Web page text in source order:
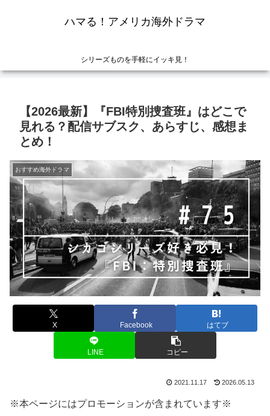
ハマる！アメリカ海外ドラマ
シリーズものを手軽にイッキ見！
【2026最新】『FBI特別捜査班』はどこで
見れる？配信サブスク、あらすじ、感想ま
とめ！
おすすめ海外ドラマ
X Facebook はてブ
LINE コピー
2021.11.17 2026.05.13
※本ページにはプロモーションが含まれています※